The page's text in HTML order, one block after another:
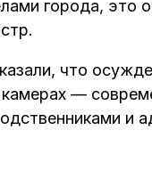
города, это
что
—
и